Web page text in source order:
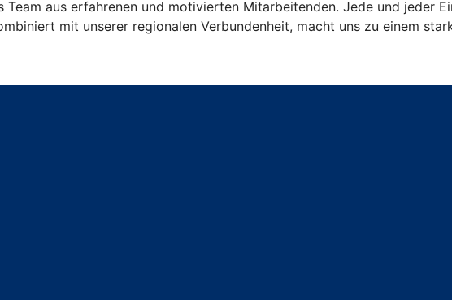
aus erfahrenen und motivierten Mitarbeitenden. Jede und jeder
mit unserer regionalen Verbundenheit, macht uns zu einem